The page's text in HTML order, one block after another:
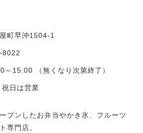
町早沖1504-1
8022
～15:00 （無くなり次第終了）
日は営業
プンしたお弁当やかき氷、フルーツ
専門店。